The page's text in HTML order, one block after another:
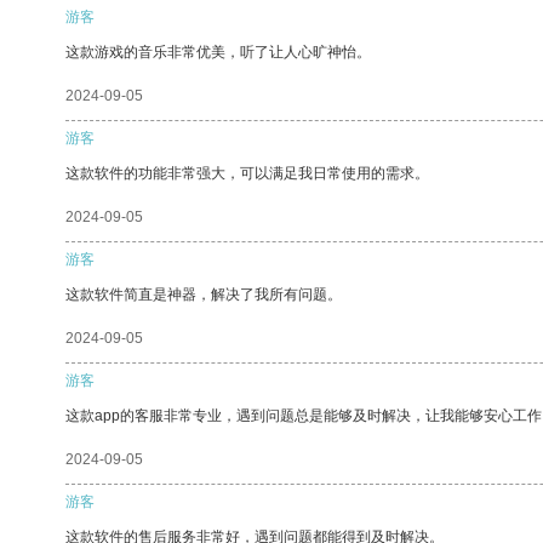
游客
这款游戏的音乐非常优美，听了让人心旷神怡。
2024-09-05
游客
这款软件的功能非常强大，可以满足我日常使用的需求。
2024-09-05
游客
这款软件简直是神器，解决了我所有问题。
2024-09-05
游客
这款app的客服非常专业，遇到问题总是能够及时解决，让我能够安心工
2024-09-05
游客
这款软件的售后服务非常好，遇到问题都能得到及时解决。